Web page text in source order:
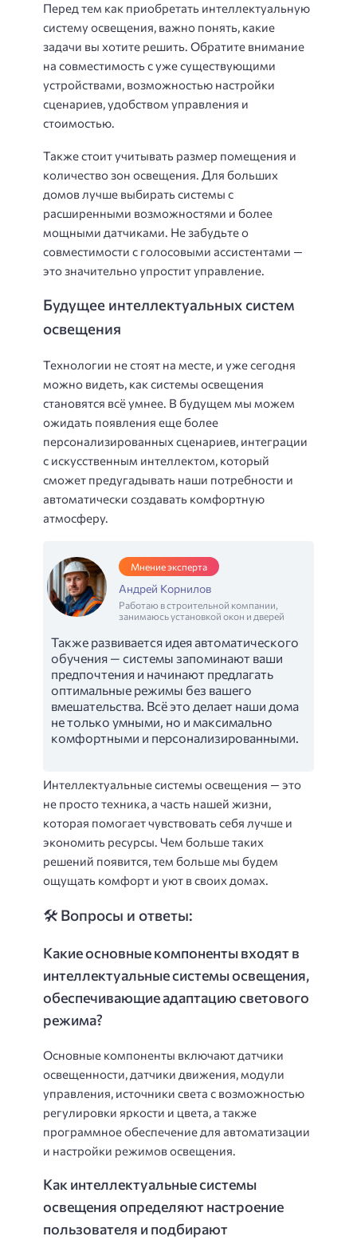
Перед тем как приобретать интеллектуальную
систему освещения, важно понять, какие
задачи вы хотите решить. Обратите внимание
на совместимость с уже существующими
устройствами, возможностью настройки
сценариев, удобством управления и
стоимостью.
Также стоит учитывать размер помещения и
количество зон освещения. Для больших
домов лучше выбирать системы с
расширенными возможностями и более
мощными датчиками. Не забудьте о
совместимости с голосовыми ассистентами —
это значительно упростит управление.
Будущее интеллектуальных систем
освещения
Технологии не стоят на месте, и уже сегодня
можно видеть, как системы освещения
становятся всё умнее. В будущем мы можем
ожидать появления еще более
персонализированных сценариев, интеграции
с искусственным интеллектом, который
сможет предугадывать наши потребности и
автоматически создавать комфортную
атмосферу.
Мнение эксперта
Андрей Корнилов
Работаю в строительной компании,
занимаюсь установкой окон и дверей
Также развивается идея автоматического
обучения — системы запоминают ваши
предпочтения и начинают предлагать
оптимальные режимы без вашего
вмешательства. Всё это делает наши дома
не только умными, но и максимально
комфортными и персонализированными.
Интеллектуальные системы освещения — это
не просто техника, а часть нашей жизни,
которая помогает чувствовать себя лучше и
экономить ресурсы. Чем больше таких
решений появится, тем больше мы будем
ощущать комфорт и уют в своих домах.
🛠️ Вопросы и ответы:
Какие основные компоненты входят в
интеллектуальные системы освещения,
обеспечивающие адаптацию светового
режима?
Основные компоненты включают датчики
освещенности, датчики движения, модули
управления, источники света с возможностью
регулировки яркости и цвета, а также
программное обеспечение для автоматизации
и настройки режимов освещения.
Как интеллектуальные системы
освещения определяют настроение
пользователя и подбирают